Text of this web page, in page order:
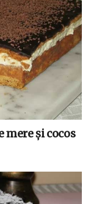
mere și cocos